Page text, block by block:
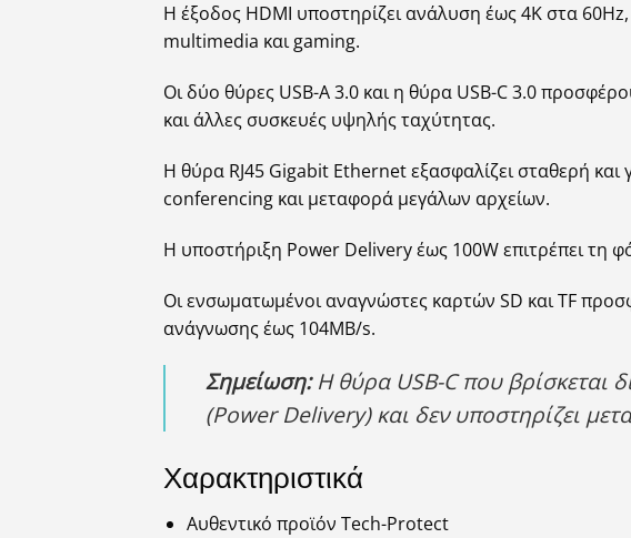
Η έξοδος HDMI υποστηρίζει ανάλυση έως 4K στα
multimedia και gaming.
Οι δύο θύρες USB-A 3.0 και η θύρα USB-C 3.0
και άλλες συσκευές υψηλής ταχύτητας.
Η θύρα RJ45 Gigabit Ethernet εξασφαλίζει σταθερή
conferencing και μεταφορά μεγάλων αρχείων.
Η υποστήριξη Power Delivery έως 100W επιτρέπει
Οι ενσωματωμένοι αναγνώστες καρτών SD και TF
ανάγνωσης έως 104MB/s.
Σημείωση:Η θύρα USB-C που βρίσκεται
(Power Delivery) και δεν υποστηρίζει
Χαρακτηριστικά
Αυθεντικό προϊόν Tech-Protect